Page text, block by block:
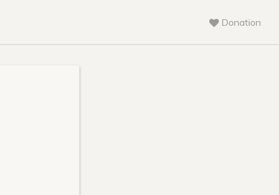
Donation